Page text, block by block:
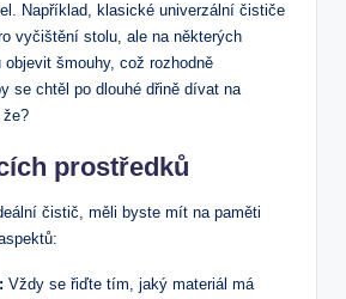
Například, klasické univerzální čističe
vyčištění stolu, ale na některých
šmouhy, což rozhodně
se chtěl po dlouhé dřině dívat na
že?
prostředků
čistič, měli byste mít na paměti
Vždy se řiďte tím, jaký materiál má